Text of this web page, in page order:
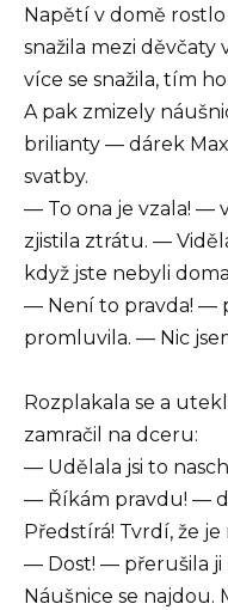
Napětí v domě
snažila mezi děvčaty
více se snažila, tím
A pak zmizely
brilianty — dárek
svatby.
— To ona je vzala! —
zjistila ztrátu. —
když jste nebyli
— Není to pravda! —
promluvila. — Nic
Rozplakala se a
zamračil na dceru:
— Udělala jsi to
— Říkám pravdu! —
Předstírá! Tvrdí, že
— Dost! — přerušila ji
Náušnice se najdou.